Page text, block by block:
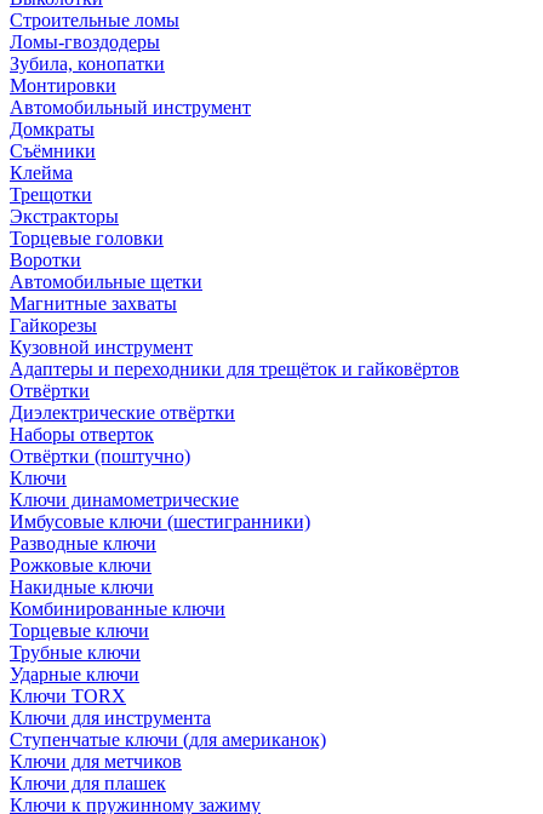
Строительные ломы
Ломы-гвоздодеры
Зубила, конопатки
Монтировки
Автомобильный инструмент
Домкраты
Съёмники
Клейма
Трещотки
Экстракторы
Торцевые головки
Воротки
Автомобильные щетки
Магнитные захваты
Гайкорезы
Кузовной инструмент
Адаптеры и переходники для трещёток и гайковёртов
Отвёртки
Диэлектрические отвёртки
Наборы отверток
Отвёртки (поштучно)
Ключи
Ключи динамометрические
Имбусовые ключи (шестигранники)
Разводные ключи
Рожковые ключи
Накидные ключи
Комбинированные ключи
Торцевые ключи
Трубные ключи
Ударные ключи
Ключи TORX
Ключи для инструмента
Ступенчатые ключи (для американок)
Ключи для метчиков
Ключи для плашек
Ключи к пружинному зажиму